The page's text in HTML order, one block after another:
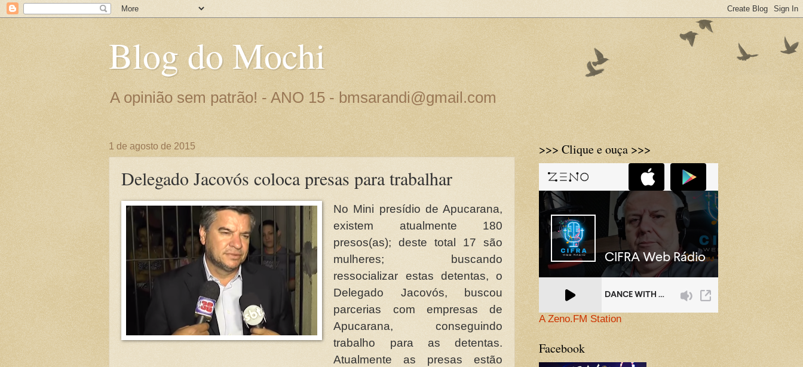
Blog do Mochi
A opinião sem patrão! - ANO 15 - bmsarandi@gmail.com
1 de agosto de 2015
Delegado Jacovós coloca presas para trabalhar
No Mini presídio de Apucarana,
existem atualmente 180
presos(as); deste total 17 são
mulheres; buscando
ressocializar estas detentas, o
Delegado Jacovós, buscou
parcerias com empresas de
Apucarana, conseguindo
trabalho para as detentas.
Atualmente as presas estão
>>> Clique e ouça >>>
A Zeno.FM Station
Facebook